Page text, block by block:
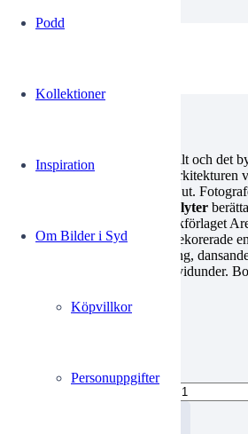
Podd
Kollektioner
Inspiration
Om Bilder i Syd
Köpvillkor
Personuppgifter
På 1930-talet växte Malmö rejält och det
bostadshus runt om i staden. Arkitekturen
och trapphus smyckades gärna ut.
Olga Schlyter
(bokförlaget
förbisedda konstnärerna som dekorerade
prunkande blomsterarrangemang,
arbetare och mytologiska havsvidunder.